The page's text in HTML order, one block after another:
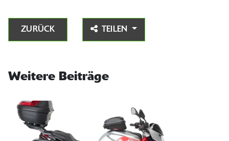
ZURÜCK TEILEN
Weitere Beiträge